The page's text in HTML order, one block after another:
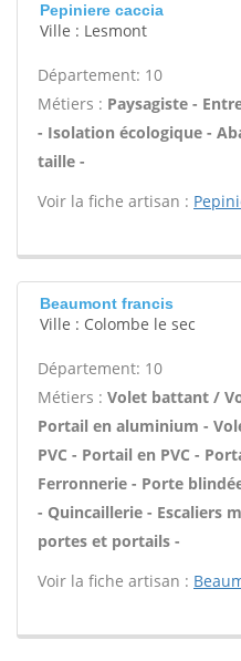
Pepiniere caccia
Ville : Lesmont
Département: 10
Métiers : Paysagiste -
- Isolation écologique -
taille -
Voir la fiche artisan :
Beaumont francis
Ville : Colombe le sec
Département: 10
Métiers : Volet battant /
Portail en aluminium -
PVC - Portail en PVC -
Ferronnerie - Porte
- Quincaillerie - Escaliers
portes et portails -
Voir la fiche artisan :